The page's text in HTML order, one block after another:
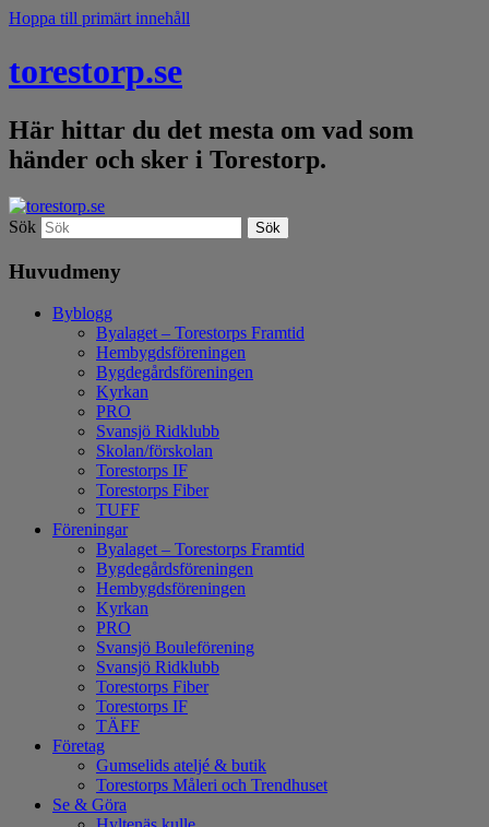
Hoppa till primärt innehåll
torestorp.se
Här hittar du det mesta om vad som
händer och sker i Torestorp.
Sök
Huvudmeny
Byblogg
Byalaget – Torestorps Framtid
Hembygdsföreningen
Bygdegårdsföreningen
Kyrkan
PRO
Svansjö Ridklubb
Skolan/förskolan
Torestorps IF
Torestorps Fiber
TUFF
Föreningar
Byalaget – Torestorps Framtid
Bygdegårdsföreningen
Hembygdsföreningen
Kyrkan
PRO
Svansjö Bouleförening
Svansjö Ridklubb
Torestorps Fiber
Torestorps IF
TÄFF
Företag
Gumselids ateljé & butik
Torestorps Måleri och Trendhuset
Se & Göra